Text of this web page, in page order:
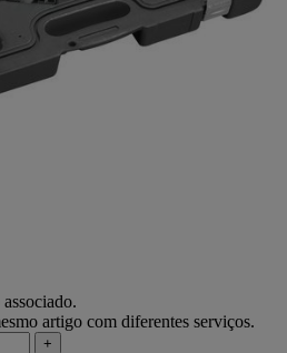
artigo com diferentes serviços.
+